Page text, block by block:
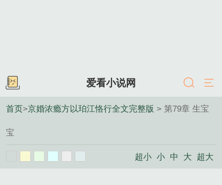
爱看小说网
首页>京婚浓瘾方以珀江恪行全文完整版 > 第79章 生宝
宝
超小 小 中 大 超大